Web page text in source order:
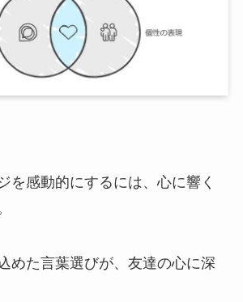
を感動的にするには、心に響く
めた言葉選びが、友達の心に深